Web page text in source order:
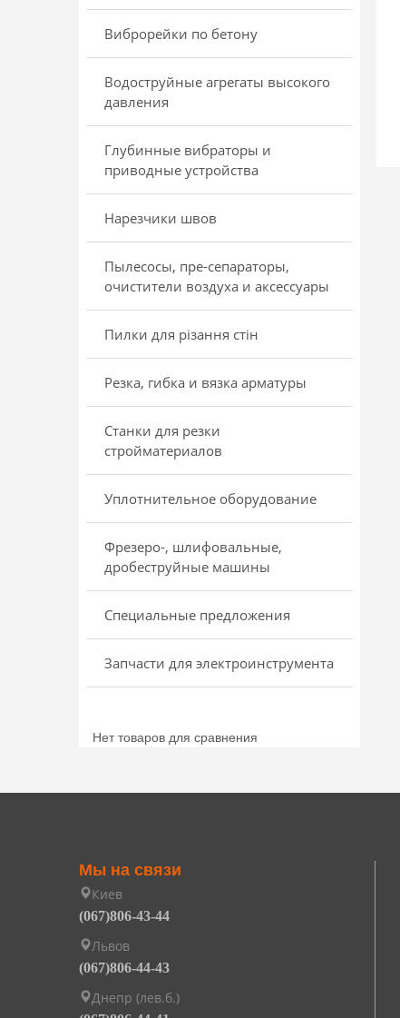
Виброрейки по бетону
Водоструйные агрегаты высокого
давления
Глубинные вибраторы и
приводные устройства
Нарезчики швов
Пылесосы, пре-сепараторы,
очистители воздуха и аксессуары
Пилки для різання стін
Резка, гибка и вязка арматуры
Станки для резки
стройматериалов
Уплотнительное оборудование
Фрезеро-, шлифовальные,
дробеструйные машины
Специальные предложения
Запчасти для электроинструмента
Нет товаров для сравнения
Мы на связи
Киев
(067)806-43-44
Львов
(067)806-44-43
Днепр (лев.б.)